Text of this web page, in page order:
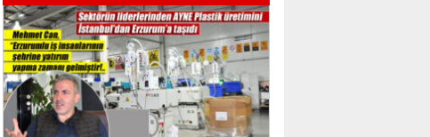
Kenan GÜLERCİ
Murat Şahsuvaroğlu ERKON’da
çıtayı yukarı taşırken,
yönetimdekiler aşağı
çekmemeli!
17 Şubat 2026 SalıOrhan BOZKURT